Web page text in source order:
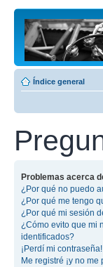
Índice general
Problemas acerca
¿Por qué no puedo
¿Por qué me tengo
¿Por qué mi sesión
¿Cómo evito que mi
identificados?
¡Perdí mi contraseña!
Me registré ¡y no